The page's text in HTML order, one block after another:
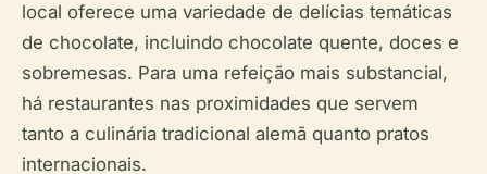
local oferece uma variedade de delícias temáticas
de chocolate, incluindo chocolate quente, doces e
sobremesas. Para uma refeição mais substancial,
há restaurantes nas proximidades que servem
tanto a culinária tradicional alemã quanto pratos
internacionais.